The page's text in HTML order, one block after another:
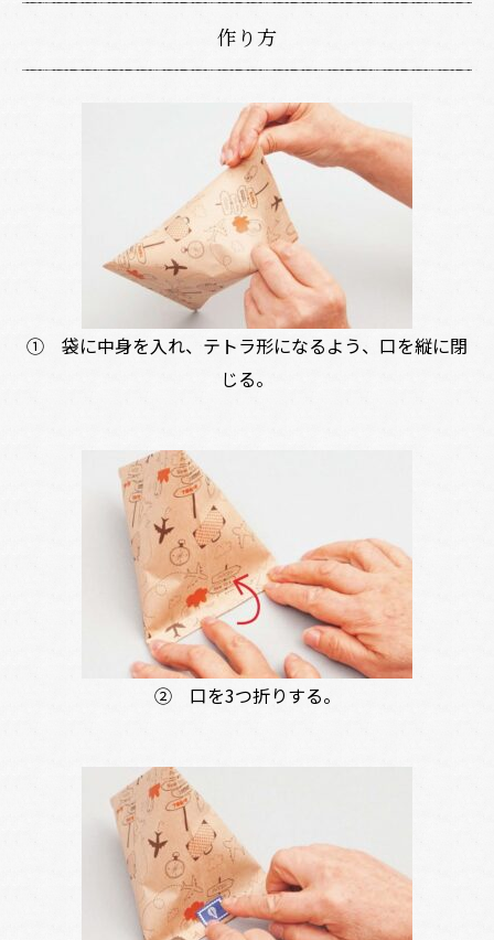
作り方
① 袋に中身を入れ、テトラ形になるよう、口を縦に閉
じる。
② 口を3つ折りする。